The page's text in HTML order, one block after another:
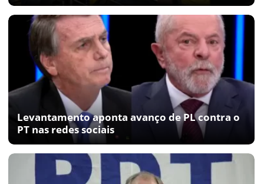
Levantamento aponta avanço de PL contra o
PT nas redes sociais